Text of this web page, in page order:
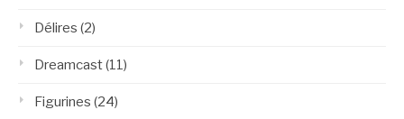
Délires (2)
Dreamcast(11)
Figurines (24)